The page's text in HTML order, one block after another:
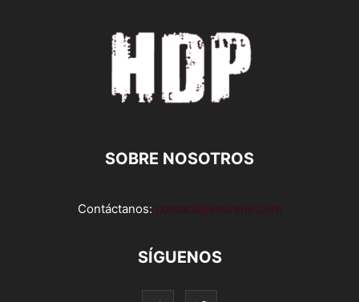
SOBRE NOSOTROS
Contáctanos: contact@yoursite.com
SÍGUENOS